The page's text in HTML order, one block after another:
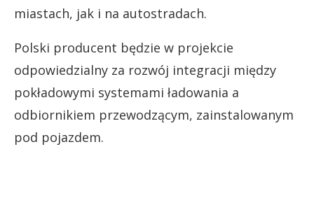
miastach, jak i na autostradach.
Polski producent będzie w projekcie
odpowiedzialny za rozwój integracji między
pokładowymi systemami ładowania a
odbiornikiem przewodzącym, zainstalowanym
pod pojazdem.